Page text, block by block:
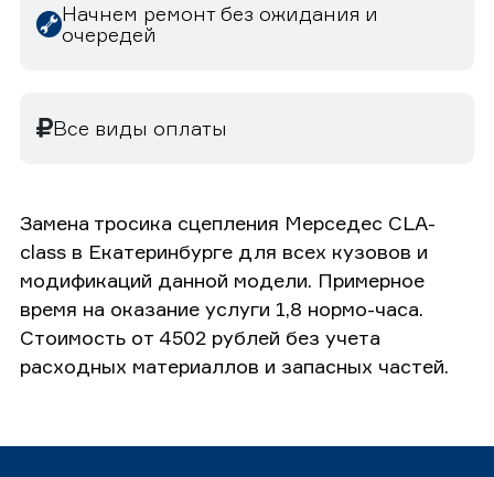
Начнем ремонт без ожидания и
очередей
Все виды оплаты
Замена тросика сцепления Мерседес CLA-
class в Екатеринбурге для всех кузовов и
модификаций данной модели. Примерное
время на оказание услуги 1,8 нормо-часа.
Стоимость от 4502 рублей без учета
расходных материаллов и запасных частей.